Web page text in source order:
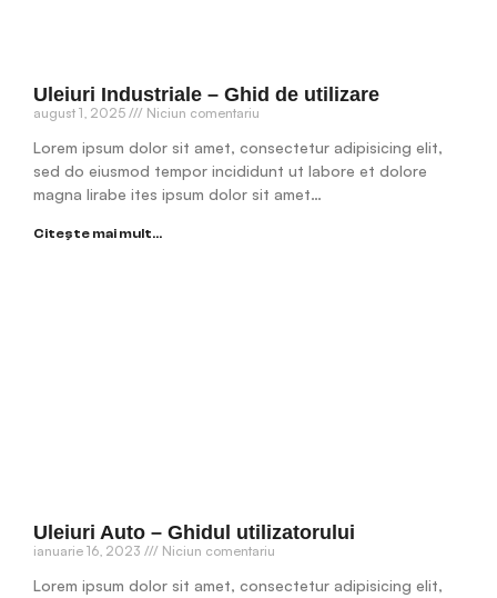
Uleiuri Industriale – Ghid de utilizare
august 1, 2025 Niciun comentariu
Lorem ipsum dolor sit amet, consectetur adipisicing elit,
sed do eiusmod tempor incididunt ut labore et dolore
magna lirabe ites ipsum dolor sit amet…
Citește mai mult...
Uleiuri Auto – Ghidul utilizatorului
ianuarie 16, 2023 Niciun comentariu
Lorem ipsum dolor sit amet, consectetur adipisicing elit,